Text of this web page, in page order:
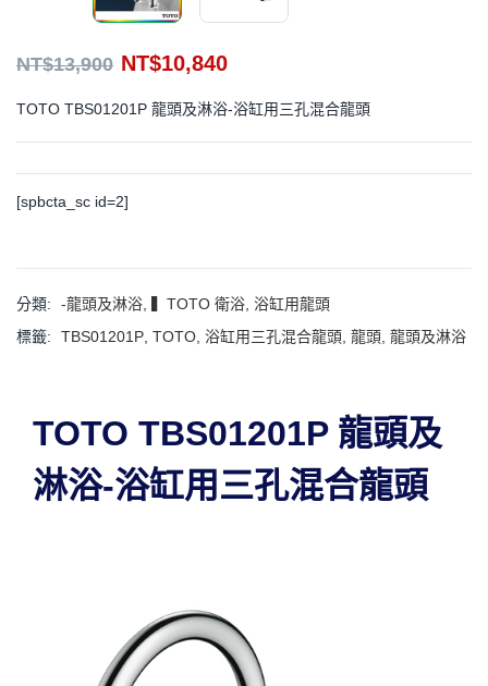
NT$13,900 NT$10,840
TOTO TBS01201P 龍頭及淋浴-浴缸用三孔混合龍頭
[spbcta_sc id=2]
分類: -龍頭及淋浴 ▍TOTO 衛浴 浴缸用龍頭
標籤:
TBS01201P TOTO 浴缸用三孔混合龍頭 龍頭 龍頭及淋浴
TOTO TBS01201P 龍頭及
淋浴-浴缸用三孔混合龍頭